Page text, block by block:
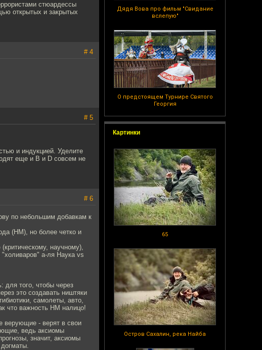
Дядя Вова про фильм "Свидание
вслепую"
О предстоящем Турнире Святого
Георгия
Картинки
65
Остров Сахалин, река Найба
стюардессы
открытых и закрытых
# 4
# 5
и индукцией. Уделите
еще и B и D совсем не
# 6
по небольшим добавкам к
(НМ), но более четко и
научному),
а-ля Наука vs
для того, чтобы через
это создавать ништяки
самолеты, авто,
что важность НМ налицо!
верующие - верят в свои
ведь аксиомы
значит, аксиомы